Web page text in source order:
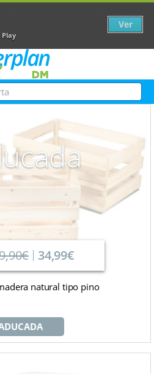
34,99€
natural tipo pino
Play
Ver